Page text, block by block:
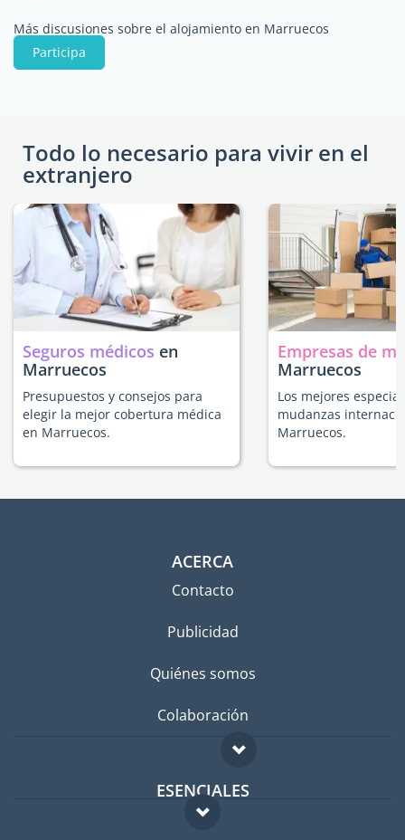
Más discusiones sobre el alojamiento en Marruecos
Participa
Todo lo necesario para vivir en el
extranjero
Seguros médicos en
Marruecos
Presupuestos y consejos para
elegir la mejor cobertura médica
en Marruecos.
Empresas de
Marruecos
Los mejores
mudanzas
Marruecos.
ACERCA
Contacto
Publicidad
Quiénes somos
Colaboración
ESENCIALES
Foro para expatriados